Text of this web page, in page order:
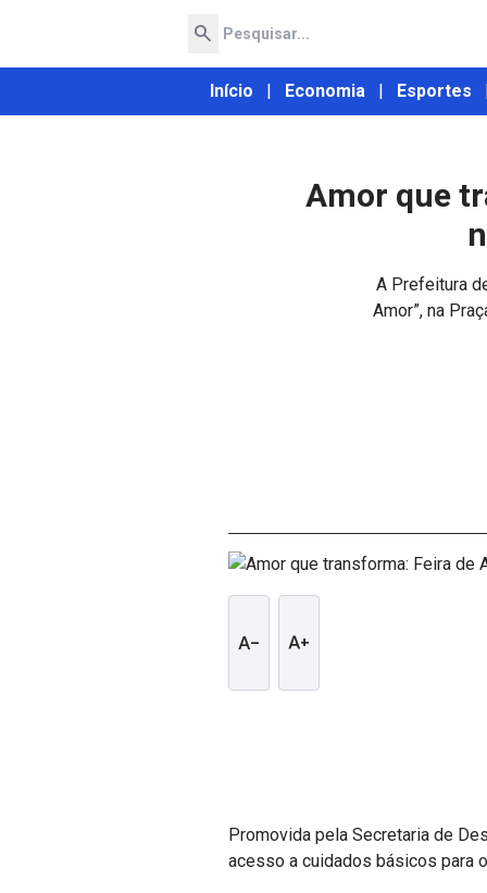
search
Início | Economia | Esportes
Amor que
A Prefeitura
Amor”, na
text_decrease text_increase
Promovida pela Secretaria de
acesso a cuidados básicos para